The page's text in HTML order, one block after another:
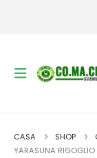
CASA SHOP
YARASUNA